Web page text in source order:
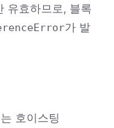
유효하므로, 블록
가 발
호이스팅